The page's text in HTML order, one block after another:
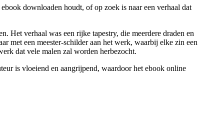
downloaden houdt, of op zoek is naar een verhaal dat
Het verhaal was een rijke tapestry, die meerdere draden en
met een meester-schilder aan het werk, waarbij elke zin een
dat vele malen zal worden herbezocht.
is vloeiend en aangrijpend, waardoor het ebook online